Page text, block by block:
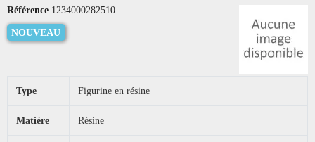
Référence 1234000282510
NOUVEAU
Type Figurine en résine
Matière Résine